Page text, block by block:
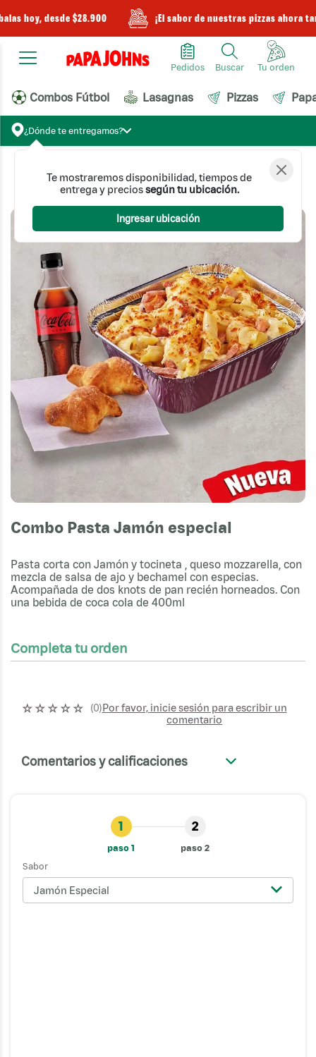
hoy, desde $28.900 ¡El sabor de nuestras pizzas ahora
Pedidos Buscar
Combos Fútbol Lasagnas Pizzas
¿Dónde te entregamos?
Te mostraremos disponibilidad, tiempos de
entrega y preciossegún tu ubicación.
Ingresar ubicación
Lasagnas y Pastas
Combo Lasagnas y Pastas
Combo Pasta Jamón especial
Combo Pasta Jamón especial
Pasta corta con Jamón y tocineta , queso mozzarella, con
mezcla de salsa de ajo y bechamel con especias.
Acompañada de dos knots de pan recién horneados. Con
una bebida de coca cola de 400ml
Completa tu orden
☆ ☆ ☆ ☆ ☆ (0)Por favor, inicie sesión para escribir un
comentario
Comentarios y calificaciones +
1
paso 1
2
paso 2
Sabor
Jamón Especial